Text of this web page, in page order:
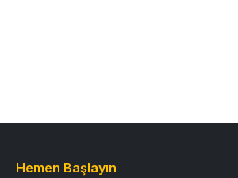
Hemen Başlayın